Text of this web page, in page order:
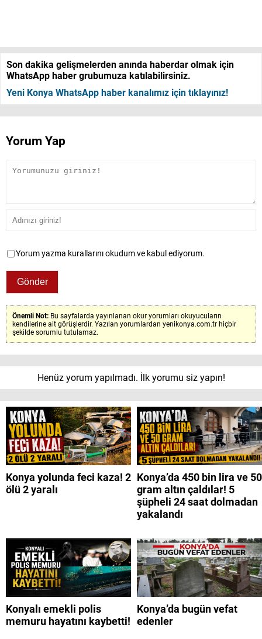
Son dakika gelişmelerden anında haberdar olmak için
WhatsApp haber grubumuza katılabilirsiniz.
Yeni Konya WhatsApp haber kanalımız için tıklayınız!
Yorum Yap
Yorum yazma kurallarını okudum ve kabul ediyorum.
Önemli Not: Bu sayfalarda yayınlanan okur yorumları okuyucuların
kendilerine ait görüşlerdir. Yazılan yorumlardan yenikonya.com.tr hiçbir
şekilde sorumlu tutulamaz.
Henüz yorum yapılmadı. İlk yorumu siz yapın!
Konya yolunda feci kaza! 2
ölü 2 yaralı
Konya’da 450 bin lira ve 50
gram altın çaldılar! 5
şüpheli 24 saat dolmadan
yakalandı
Konyalı emekli polis
memuru hayatını kaybetti!
Konya’da bugün vefat
edenler